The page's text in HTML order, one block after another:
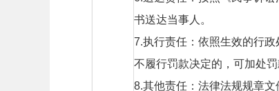
书送达当事人。
7.执行责任：依照生效的行
不履行罚款决定的，可加处
8.其他责任：法律法规规章文